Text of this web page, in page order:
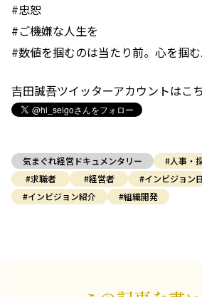
#忠恕
#ご機嫌な人生を
#数値を掴むのは当たり前。心を掴む
吉田誠吾ツイッターアカウントはこ
気まぐれ経営ドキュメンタリー
#人事・
#求職者
#経営者 #インビジョン
#インビジョン紹介
#組織開発